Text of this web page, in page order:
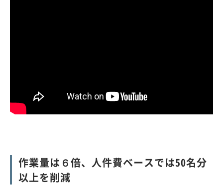
作業量は６倍、人件費ベースでは50名分
以上を削減